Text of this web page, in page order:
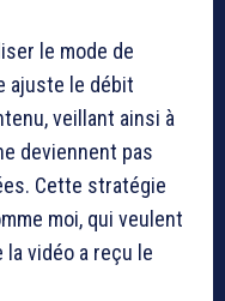
le mode de
ajuste le débit
veillant ainsi à
deviennent pas
Cette stratégie
moi, qui veulent
vidéo a reçu le